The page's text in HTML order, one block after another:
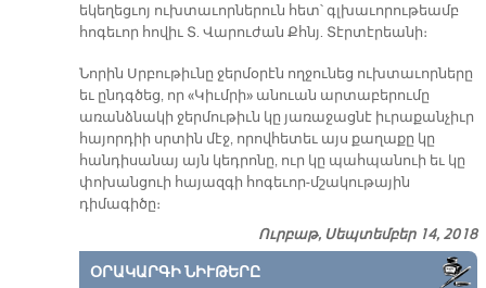
եկեղեցւոյ ուխտաւորներուն հետ՝ գլխաւորութեամբ
հոգեւոր հովիւ Տ. Վարուժան Քհնյ. Տէրտէրեանի։
Նորին Սրբութիւնը ջերմօրէն ողջունեց ուխտաւորները
եւ ընդգծեց, որ «Կիւմրի» անուան արտաբերումը
առանձնակի ջերմութիւն կը յառաջացնէ իւրաքանչիւր
հայորդիի սրտին մէջ, որովհետեւ այս քաղաքը կը
հանդիսանայ այն կեդրոնը, ուր կը պահպանուի եւ կը
փոխանցուի հայազգի հոգեւոր-մշակութային
դիմագիծը։
Ուրբաթ, Սեպտեմբեր 14, 2018
ՕՐԱԿԱՐԳԻ ՆԻՒԹԵՐԸ